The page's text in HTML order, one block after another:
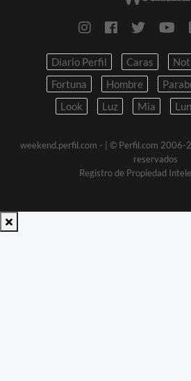
Diario Perfil Caras
Fortuna
Hombre
Look
Luz Mia
weekend.perfil.com - | © Perfil.com 2006-
reservados
Registro de Propiedad